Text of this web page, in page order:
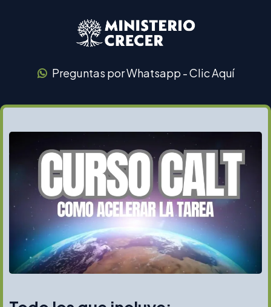
Preguntas por Whatsapp - Clic Aquí